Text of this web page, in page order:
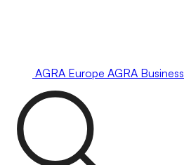
AGRA Europe AGRA Business